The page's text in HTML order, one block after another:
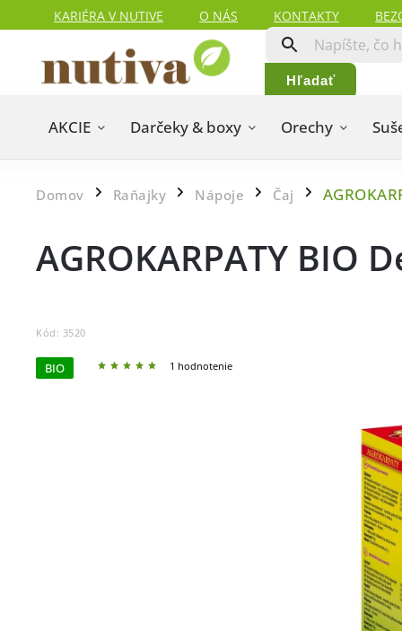
KARIÉRA V NUTIVE O NÁS KONTAKTY
HODNOTENIA ZÁKAZNÍKOV
MAPA SERVERU
Hľadať
AKCIE Darčeky & boxy Orechy
Domov / Raňajky / Nápoje / Čaj /
AGROKARPATY BIO
Kód: 3520
BIO 1 hodnotenie